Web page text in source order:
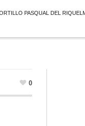
PASQUAL DEL
0